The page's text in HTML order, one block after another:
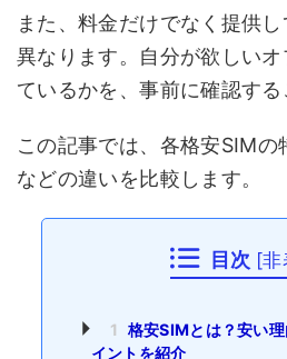
また、料金だけでなく提供
異なります。自分が欲しい
ているかを、事前に確認する
この記事では、各格安SIMの
などの違いを比較します。
目次 [非
1
格安SIMとは？安い
イントを紹介